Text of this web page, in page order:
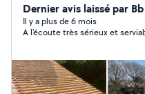
maçonnerie, pose de
Sérieux et professionnel,
propositions.
Dernier avis laissé par
Il y a plus de 6 mois
A l'écoute très sérieux et